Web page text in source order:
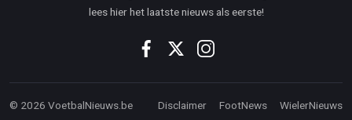
lees hier het laatste nieuws als eerste!
© 2026 VoetbalNieuws.be Disclaimer FootNews WielerNieuws